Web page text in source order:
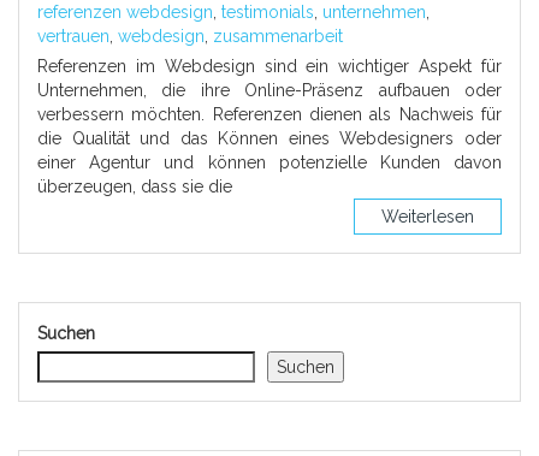
referenzen webdesign, testimonials, unternehmen,
vertrauen, webdesign, zusammenarbeit
Referenzen im Webdesign sind ein wichtiger Aspekt für
Unternehmen, die ihre Online-Präsenz aufbauen oder
verbessern möchten. Referenzen dienen als Nachweis für
die Qualität und das Können eines Webdesigners oder
einer Agentur und können potenzielle Kunden davon
überzeugen, dass sie die
Weiterlesen
Suchen
Suchen